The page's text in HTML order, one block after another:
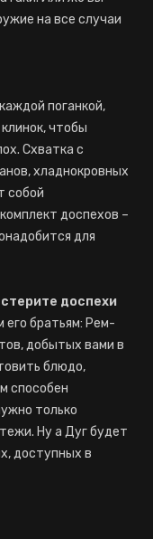
на все случаи
поганкой,
чтобы
Схватка с
хладнокровных
собой
доспехов –
для
доспехи
братьям: Рем-
добытых вами в
блюдо,
способен
только
Ну а Дуг будет
доступных в